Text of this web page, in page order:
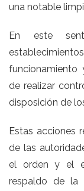
una notable
En este
funcionamiento
de realizar
disposición de
Estas acciones
de las
el orden y el
respaldo de la